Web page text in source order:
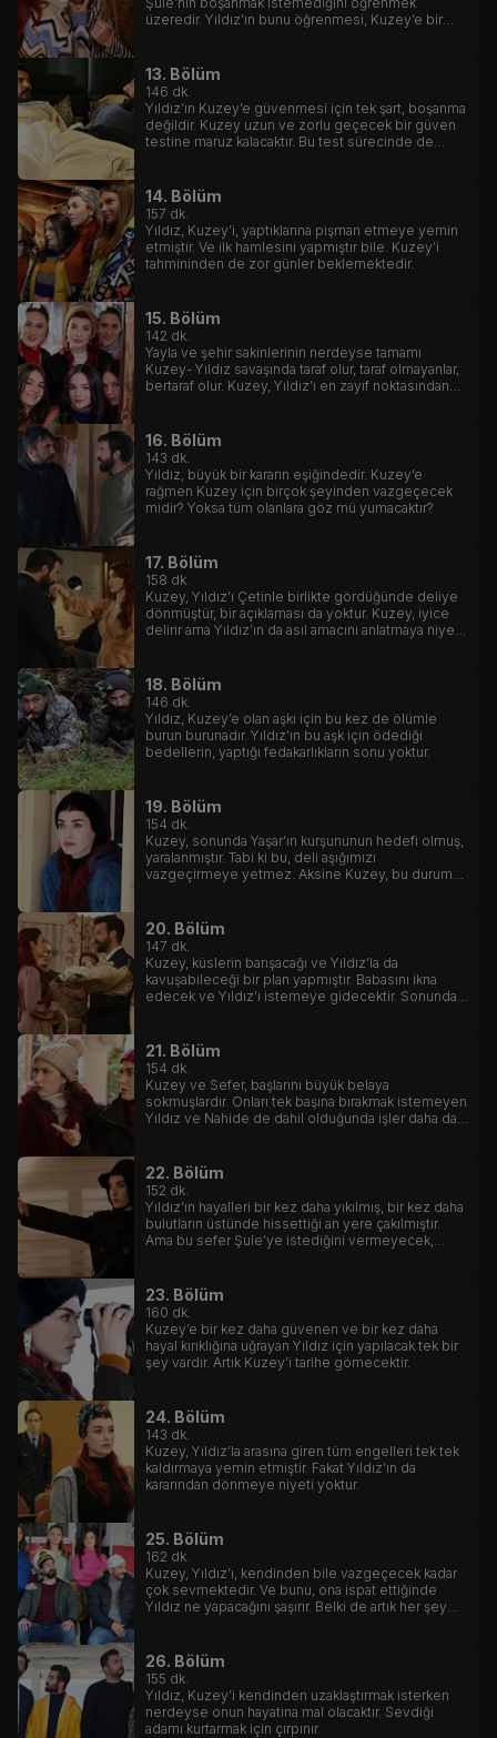
üzeredir. Yıldız’ın bunu öğrenmesi, Kuzey’e bir
13. Bölüm
146 dk.
Yıldız’ın Kuzey’e güvenmesi için tek şart, boşanma
değildir. Kuzey uzun ve zorlu geçecek bir güven
testine maruz kalacaktır. Bu test sürecinde de
14. Bölüm
157 dk.
Yıldız, Kuzey’i, yaptıklarına pişman etmeye yemin
etmiştir. Ve ilk hamlesini yapmıştır bile. Kuzey’i
tahmininden de zor günler beklemektedir.
15. Bölüm
142 dk.
Yayla ve şehir sakinlerinin nerdeyse tamamı
Kuzey- Yıldız savaşında taraf olur, taraf olmayanlar,
bertaraf olur. Kuzey, Yıldız’ı en zayıf noktasından
16. Bölüm
143 dk.
Yıldız, büyük bir kararın eşiğindedir. Kuzey’e
rağmen Kuzey için birçok şeyinden vazgeçecek
midir? Yoksa tüm olanlara göz mü yumacaktır?
17. Bölüm
158 dk.
Kuzey, Yıldız’ı Çetinle birlikte gördüğünde deliye
dönmüştür, bir açıklaması da yoktur. Kuzey, iyice
delirir ama Yıldız’ın da asıl amacını anlatmaya niyeti
18. Bölüm
146 dk.
Yıldız, Kuzey’e olan aşkı için bu kez de ölümle
burun burunadır. Yıldız’ın bu aşk için ödediği
bedellerin, yaptığı fedakarlıkların sonu yoktur.
19. Bölüm
154 dk.
Kuzey, sonunda Yaşar’ın kurşununun hedefi olmuş,
yaralanmıştır. Tabi ki bu, deli aşığımızı
vazgeçirmeye yetmez. Aksine Kuzey, bu durumu
20. Bölüm
147 dk.
Kuzey, küslerin barışacağı ve Yıldız’la da
kavuşabileceği bir plan yapmıştır. Babasını ikna
edecek ve Yıldız’ı istemeye gidecektir. Sonunda
21. Bölüm
154 dk.
Kuzey ve Sefer, başlarını büyük belaya
sokmuşlardır. Onları tek başına bırakmak istemeyen
Yıldız ve Nahide de dahil olduğunda işler daha da
22. Bölüm
152 dk.
Yıldız’ın hayalleri bir kez daha yıkılmış, bir kez daha
bulutların üstünde hissettiği an yere çakılmıştır.
Ama bu sefer Şule’ye istediğini vermeyecek,
23. Bölüm
160 dk.
Kuzey’e bir kez daha güvenen ve bir kez daha
hayal kırıklığına uğrayan Yıldız için yapılacak tek bir
şey vardır. Artık Kuzey’i tarihe gömecektir.
24. Bölüm
143 dk.
Kuzey, Yıldız’la arasına giren tüm engelleri tek tek
kaldırmaya yemin etmiştir. Fakat Yıldız’ın da
kararından dönmeye niyeti yoktur.
25. Bölüm
162 dk.
Kuzey, Yıldız’ı, kendinden bile vazgeçecek kadar
çok sevmektedir. Ve bunu, ona ispat ettiğinde
Yıldız ne yapacağını şaşırır. Belki de artık her şey
26. Bölüm
155 dk.
Yıldız, Kuzey’i kendinden uzaklaştırmak isterken
nerdeyse onun hayatına mal olacaktır. Sevdiği
adamı kurtarmak için çırpınır.